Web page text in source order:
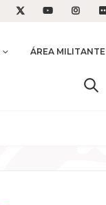
ÁREA MILITANTE